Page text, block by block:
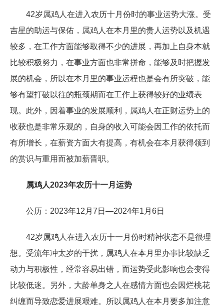
42岁属鸡人在进入农历十月份时的事业运势大涨。受
吉星的助运与保佑，属鸡人在本月里的贵人运势以及机遇
较多，在工作方面能够取得不少的进展，再加上自身本就
比较积极努力，在事业方面也非常拼命，能够及时把握发
展的机会，所以在本月里的事业运程也是会有所突破，能
够有望打破以往的瓶颈期而在工作上获得较好的业绩表
现。此外，因着事业的发展顺利，属鸡人在正财运势上的
收获也是非常乐观的，自身的收入可能会因工作的依托而
有所增长，在薪资方面大有提高，有机会在本月获得领到
的赏识与重用而被加薪晋职。
属鸡人2023年农历十一月运势
公历：2023年12月7日—2024年1月6日
42岁属鸡人在进入农历十一月份时精神状态不是很理
想。受流年冲太岁的干扰，属鸡人在本月里办事比较缺乏
动力与积极性，经常容易出错，而运势受此影响也会变得
比较低迷。另外，大龄单身之人在感情方面也会因烂桃花
纠缠而导致恋爱进展艰难。所以属鸡人在本月要多加注意